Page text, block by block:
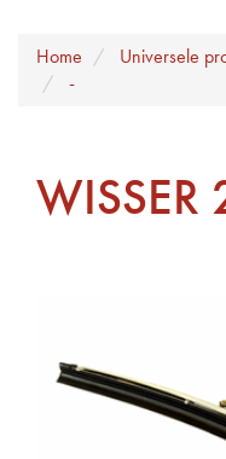
Home Universele
-